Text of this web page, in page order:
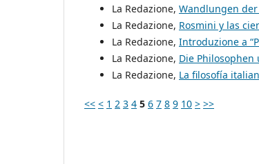
La Redazione, Wandlungen
La Redazione, Rosmini y las
La Redazione, Introduzione a
La Redazione, Die
La Redazione, La filosofía
<< < 1 2 3 4 5 6 7 8 9 10 > >>